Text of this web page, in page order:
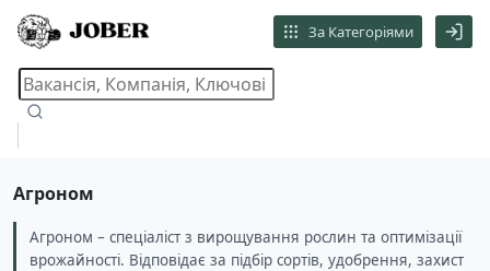
За Категоріями
Агроном
Агроном – спеціаліст з вирощування рослин та оптимізації
врожайності. Відповідає за підбір сортів, удобрення, захист